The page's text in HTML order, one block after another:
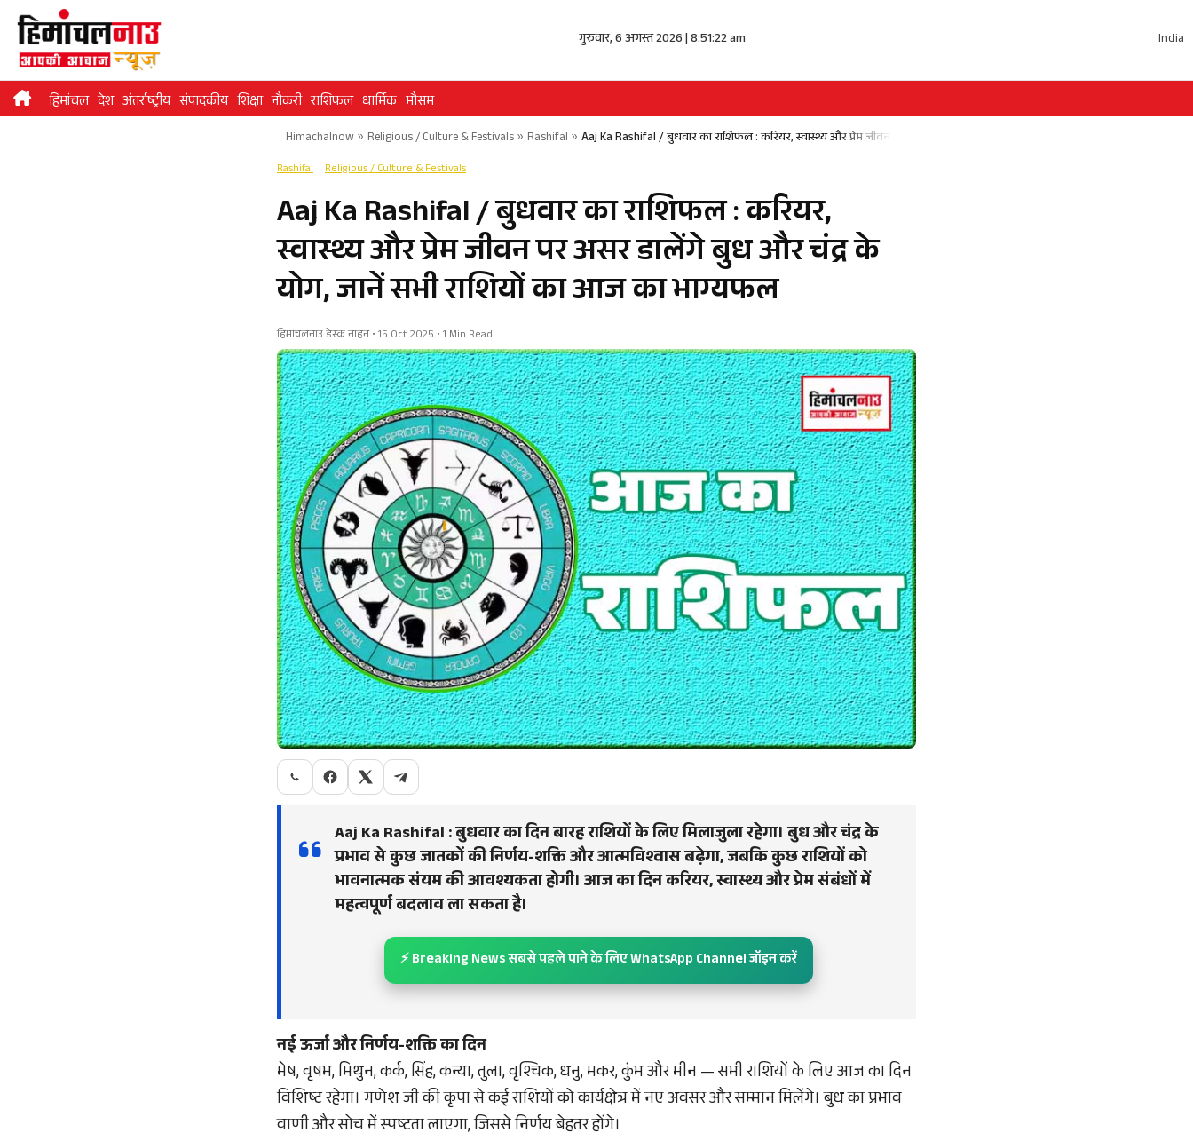
Skip
content
गुरुवार, 6 अगस्त 2026 | 8:51:23 am India
हिमांचल देश अंतर्राष्ट्रीय संपादकीय शिक्षा नौकरी राशिफल धार्मिक मौसम
Himachalnow» Religious / Culture & Festivals» Rashifal » Aaj Ka Rashifal / बुधवार का राशिफल : करियर, स्वास्थ्य और प्रेम जीवन पर असर डालेंगे बुध और चंद्र के योग, जानें सभी राशियों का आज का
Rashifal Religious / Culture & Festivals
Aaj Ka Rashifal / बुधवार का राशिफल : करियर,
स्वास्थ्य और प्रेम जीवन पर असर डालेंगे बुध और चंद्र के
योग, जानें सभी राशियों का आज का भाग्यफल
हिमांचलनाउ डेस्क नाहन • 15 Oct 2025 • 1 Min Read
Aaj Ka Rashifal : बुधवार का दिन बारह राशियों के लिए मिलाजुला रहेगा। बुध और चंद्र के
प्रभाव से कुछ जातकों की निर्णय-शक्ति और आत्मविश्वास बढ़ेगा, जबकि कुछ राशियों को
भावनात्मक संयम की आवश्यकता होगी। आज का दिन करियर, स्वास्थ्य और प्रेम संबंधों में
महत्वपूर्ण बदलाव ला सकता है।
⚡ Breaking News सबसे पहले पाने के लिए WhatsApp Channel जॉइन करें
नई ऊर्जा और निर्णय-शक्ति का दिन
मेष, वृषभ, मिथुन, कर्क, सिंह, कन्या, तुला, वृश्चिक, धनु, मकर, कुंभ और मीन — सभी राशियों के लिए आज का दिन
विशिष्ट रहेगा। गणेश जी की कृपा से कई राशियों को कार्यक्षेत्र में नए अवसर और सम्मान मिलेंगे। बुध का प्रभाव
वाणी और सोच में स्पष्टता लाएगा, जिससे निर्णय बेहतर होंगे।